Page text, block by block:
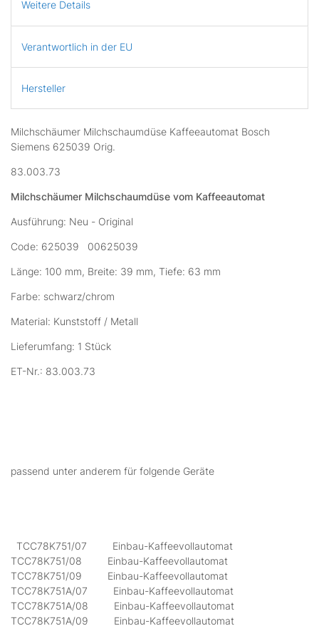
Weitere Details
Verantwortlich in der EU
Hersteller
Milchschäumer Milchschaumdüse Kaffeeautomat Bosch
Siemens 625039 Orig.
83.003.73
Milchschäumer Milchschaumdüse vom Kaffeeautomat
Ausführung: Neu - Original
Code: 625039 00625039
Länge: 100 mm, Breite: 39 mm, Tiefe: 63 mm
Farbe: schwarz/chrom
Material: Kunststoff / Metall
Lieferumfang: 1 Stück
ET-Nr.: 83.003.73
passend unter anderem für folgende Geräte
TCC78K751/07 Einbau-Kaffeevollautomat
TCC78K751/08 Einbau-Kaffeevollautomat
TCC78K751/09 Einbau-Kaffeevollautomat
TCC78K751A/07 Einbau-Kaffeevollautomat
TCC78K751A/08 Einbau-Kaffeevollautomat
TCC78K751A/09 Einbau-Kaffeevollautomat